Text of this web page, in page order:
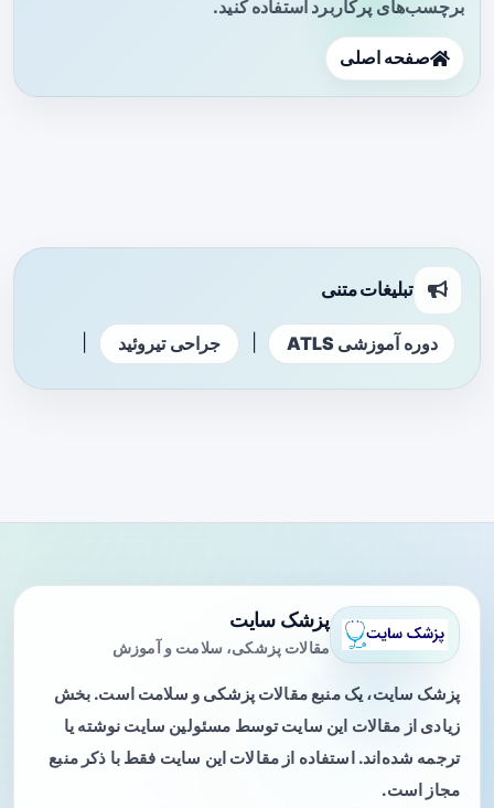
برچسب‌های پرکاربرد استفاده کنید.
صفحه اصلی
تبلیغات متنی
دوره آموزشی ATLS جراحی تیروئید
پزشک سایت
مقالات پزشکی، سلامت و آموزش
پزشک سایت، یک منبع مقالات پزشکی و سلامت است. بخش
زیادی از مقالات این سایت توسط مسئولین سایت نوشته یا
ترجمه شده‌اند. استفاده از مقالات این سایت فقط با ذکر منبع
مجاز است.